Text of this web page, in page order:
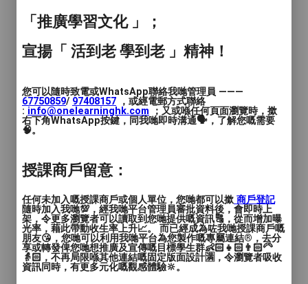
大家願意行動！而今次嘅淺嘗班有好多即興
遊戲畀大家玩😬，可以輕鬆開心玩唔同有趣
嘅遊戲，可以理解人同人之間嘅溝通🗣️，可
以反思生活🧑‍🤝‍🧑，可以發掘自己有趣嘅一
🎭 適合邊啲人？
突破舒適圈
✔️ 想放鬆嘅打工仔 ✔️ 純粹想笑吓嘅你 ✔️ 想
識吓朋友
✔️ 18歲以上，無需任何演戲經驗
📍 地點：荔枝角
「推廣學習文化 」；
宣揚「 活到老 學到老 」精神！
您可以隨時致電或WhatsApp聯絡我哋管理員 ———
67750859/ 97408157 ，或經電郵方式聯絡
: info@onelearninghk.com ；又或喺任何頁面瀏覽時，撳
右下角WhatsApp按鍵，同我哋即時溝通🗣️，了解您嘅需要
🧠。
授課商戶留意：
任何未加入嘅授課商戶或個人單位，您哋都可以撳 商戶登記
隨時加入我哋💯，經我哋平台管理員審批資料後，會即時上
架，令更多瀏覽者可以讀取到您哋提供嘅資訊🔠，從而增加曝
光率，藉此帶動收生率上升📈。 而已經成為咗我哋授課商戶嘅
朋友😘，您哋可以利用我哋平台為您製作嘅專屬連結®️，去分
享或轉發俾您哋想推廣及宣傳嘅目標學生群👶🏻👧🏻👨🏻‍🦳
👵🏻，不再局限喺其他連結嘅固定版面設計🈵，令瀏覽者吸收
資訊同時，有更多元化嘅觀感體驗🔆。